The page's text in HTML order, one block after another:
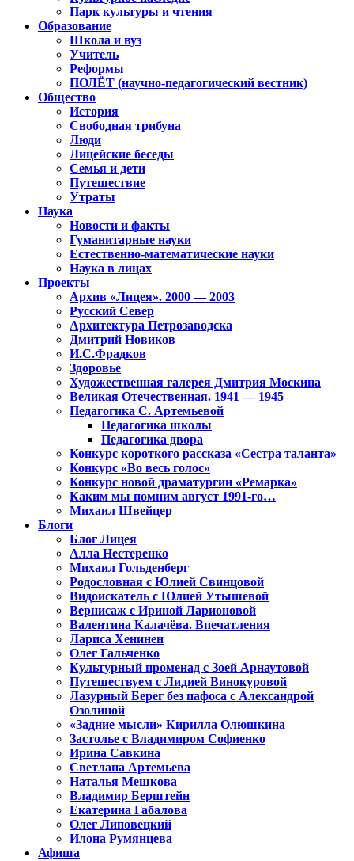
Парк культуры и чтения
Образование
Школа и вуз
Учитель
Реформы
ПОЛЁТ (научно-педагогический вестник)
Общество
История
Свободная трибуна
Люди
Лицейские беседы
Семья и дети
Путешествие
Утраты
Наука
Новости и факты
Гуманитарные науки
Естественно-математические науки
Наука в лицах
Проекты
Архив «Лицея». 2000 — 2003
Русский Север
Архитектура Петрозаводска
Дмитрий Новиков
И.С.Фрадков
Здоровье
Художественная галерея Дмитрия Москина
Великая Отечественная. 1941 — 1945
Педагогика С. Артемьевой
Педагогика школы
Педагогика двора
Конкурс короткого рассказа «Сестра таланта»
Конкурс «Во весь голос»
Конкурс новой драматургии «Ремарка»
Каким мы помним август 1991-го…
Михаил Швейцер
Блоги
Блог Лицея
Алла Нестеренко
Михаил Гольденберг
Родословная с Юлией Свинцовой
Видоискатель с Юлией Утышевой
Вернисаж с Ириной Ларионовой
Валентина Калачёва. Впечатления
Лариса Хенинен
Олег Гальченко
Культурный променад с Зоей Арнаутовой
Путешествуем с Лидией Винокуровой
Лазурный Берег без пафоса с Александрой
Озолиной
«Задние мысли» Кирилла Олюшкина
Застолье с Владимиром Софиенко
Ирина Савкина
Светлана Артемьева
Наталья Мешкова
Владимир Берштейн
Екатерина Габалова
Олег Липовецкий
Илона Румянцева
Афиша